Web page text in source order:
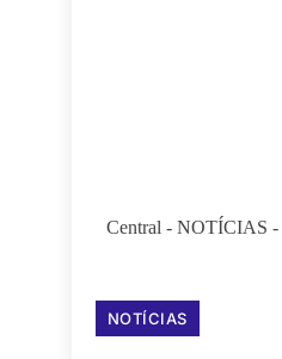
Central - NOTÍCIAS -
NOTÍCIAS